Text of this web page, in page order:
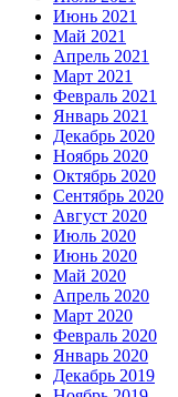
Июнь 2021
Май 2021
Апрель 2021
Март 2021
Февраль 2021
Январь 2021
Декабрь 2020
Ноябрь 2020
Октябрь 2020
Сентябрь 2020
Август 2020
Июль 2020
Июнь 2020
Май 2020
Апрель 2020
Март 2020
Февраль 2020
Январь 2020
Декабрь 2019